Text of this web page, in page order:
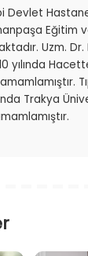
Eğitim
Uzm.
yılında
Trakya